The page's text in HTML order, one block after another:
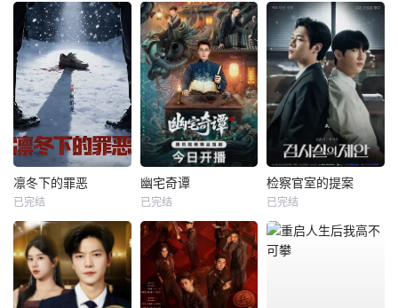
凛冬下的罪恶
已完结
幽宅奇谭
已完结
检察官室的提案
已完结